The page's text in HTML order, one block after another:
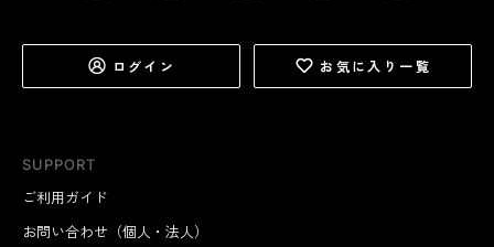
SUPPORT
ご利用ガイド
お問い合わせ（個人・法人）
ログイン お気に入り一覧